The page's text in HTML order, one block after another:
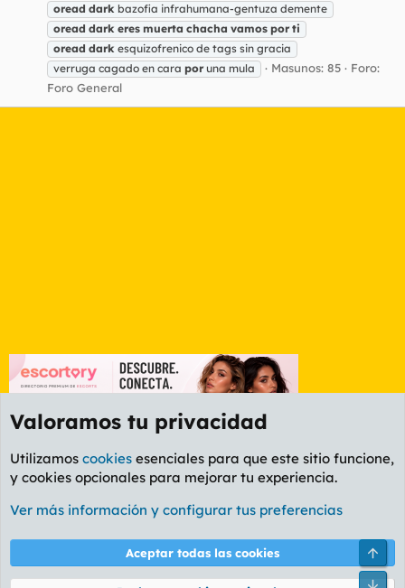
oread dark bazofia infrahumana-gentuza demente
oread dark eres muerta chacha vamos por ti
oread dark esquizofrenico de tags sin gracia
verruga cagado en cara por una mula Masunos: 85
Foro:
Foro General
Etiquetas
Cookies
PL OLDSTYLE AMARILLO
Términos y reglas Política de privacidad Ayuda
Valoramos tu privacidad
Utilizamos cookies esenciales para que este sitio funcione,
y cookies opcionales para mejorar tu experiencia.
Ver más información y configurar tus preferencias
Aceptar todas las cookies
Pie